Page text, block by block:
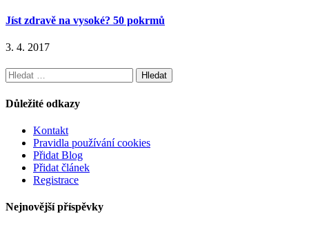
Jíst zdravě na vysoké? 50 pokrmů
3. 4. 2017
Vyhledávání
Důležité odkazy
Kontakt
Pravidla používání cookies
Přidat Blog
Přidat článek
Registrace
Nejnovější příspěvky